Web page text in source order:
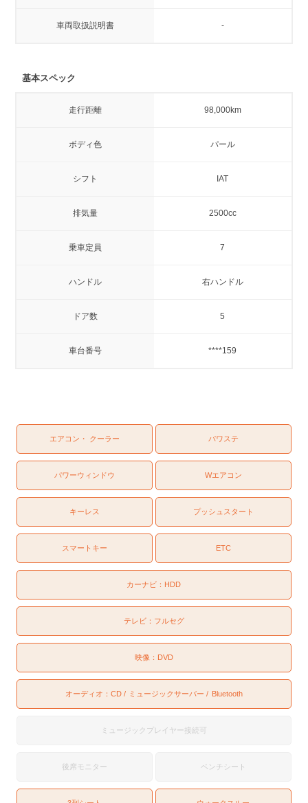
車両取扱説明書 -
基本スペック
走行距離 98,000km
ボディ色 パール
シフト IAT
排気量 2500cc
乗車定員 7
ハンドル 右ハンドル
ドア数 5
車台番号 ****159
エアコン・ クーラー パワステ
パワーウィンドウ Wエアコン
キーレス プッシュスタート
スマートキー ETC
カーナビ： HDD
テレビ： フルセグ
映像： DVD
オーディオ：CD ミュージックサーバー Bluetooth
ミュージックプレイヤー接続可
後席モニター ベンチシート